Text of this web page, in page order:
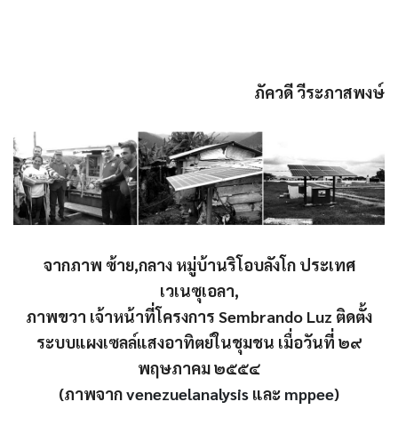
ภัควดี วีระภาสพงษ์
จากภาพ ซ้าย,กลาง หมู่บ้านริโอบลังโก ประเทศ
เวเนซุเอลา,
ภาพขวา เจ้าหน้าที่โครงการ Sembrando Luz ติดตั้ง
ระบบแผงเซลล์แสงอาทิตย์ในชุมชน เมื่อวันที่ ๒๙
พฤษภาคม ๒๕๕๔
(ภาพจากvenezuelanalysis และ mppee)